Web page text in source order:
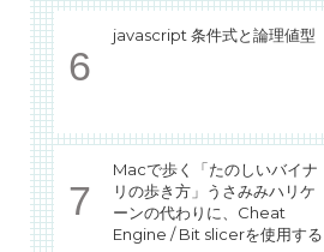
javascript 条件式と論理値型
Macで歩く「たのしいバイナ
リの歩き方」うさみみハリケ
ーンの代わりに、Cheat
Engine / Bit slicerを使用する